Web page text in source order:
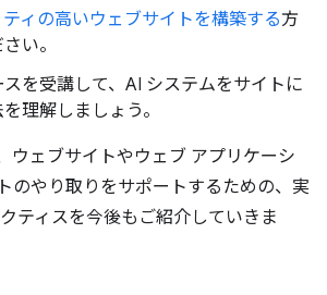
ィの高いウェブサイトを構築する方
い。
スを受講して、AI システムをサイトに
理解しましょう。
ウェブサイトやウェブ アプリケーシ
のやり取りをサポートするための、実
ティスを今後もご紹介していきま